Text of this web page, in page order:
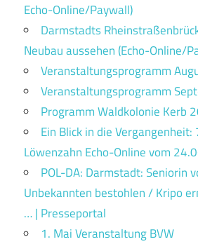
Echo-Online/Paywall)
Darmstadts
Neubau aussehen (Echo-Online/
Veranstaltungsprogramm
Veranstaltungsprogramm
Programm Waldkolonie Kerb
Ein Blick in die Vergangenheit:
Löwenzahn Echo-Online vom
POL-DA: Darmstadt: Seniorin
Unbekannten bestohlen / Kripo
… | Presseportal
1. Mai Veranstaltung BVW